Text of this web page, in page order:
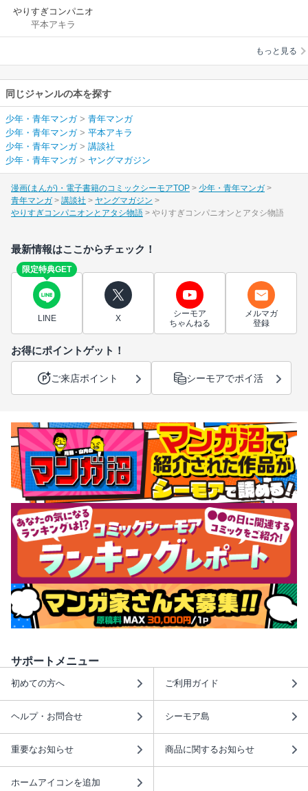
やりすぎコンパニオ
ンとアタシ物語
平本アキラ
もっと見る
同じジャンルの本を探す
少年・青年マンガ> 青年マンガ
少年・青年マンガ> 平本アキラ
少年・青年マンガ> 講談社
少年・青年マンガ> ヤングマガジン
漫画(まんが)・電子書籍のコミックシーモアTOP
少年・青年マンガ
青年マンガ
講談社
ヤングマガジン
やりすぎコンパニオンとアタシ物語
やりすぎコンパニオンとアタシ物語
最新情報はここからチェック！
限定特典GET
LINE X
シーモア
ちゃんねる
メルマガ
登録
お得にポイントゲット！
ご来店ポイント シーモアでポイ活
サポートメニュー
初めての方へ ご利用ガイド
ヘルプ・お問合せ シーモア島
重要なお知らせ 商品に関するお知らせ
ホームアイコンを追加